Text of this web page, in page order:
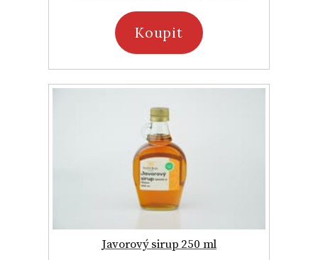
Koupit
Javorový sirup 250 ml